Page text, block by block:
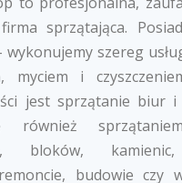
sprzątająca.
szereg
myciem i
jest sprzątanie biur
również
bloków,
budowie czy